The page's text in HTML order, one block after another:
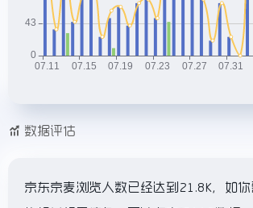
数据评估
京东京麦浏览人数已经达到21.8K，如